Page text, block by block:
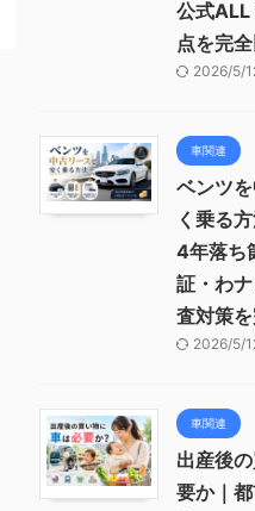
公式ALL
点を完
2026/5/
車関連
ベンツ
く乗る
4年落ち
証・わ
査対策
2026/5/
車関連
出産後
要か｜